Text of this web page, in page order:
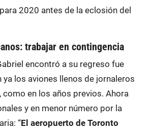
2020 antes de la eclosión del
trabajar en contingencia
encontró a su regreso fue
ya los aviones llenos de jornaleros
en los años previos. Ahora
y en menor número por la
“El aeropuerto de Toronto